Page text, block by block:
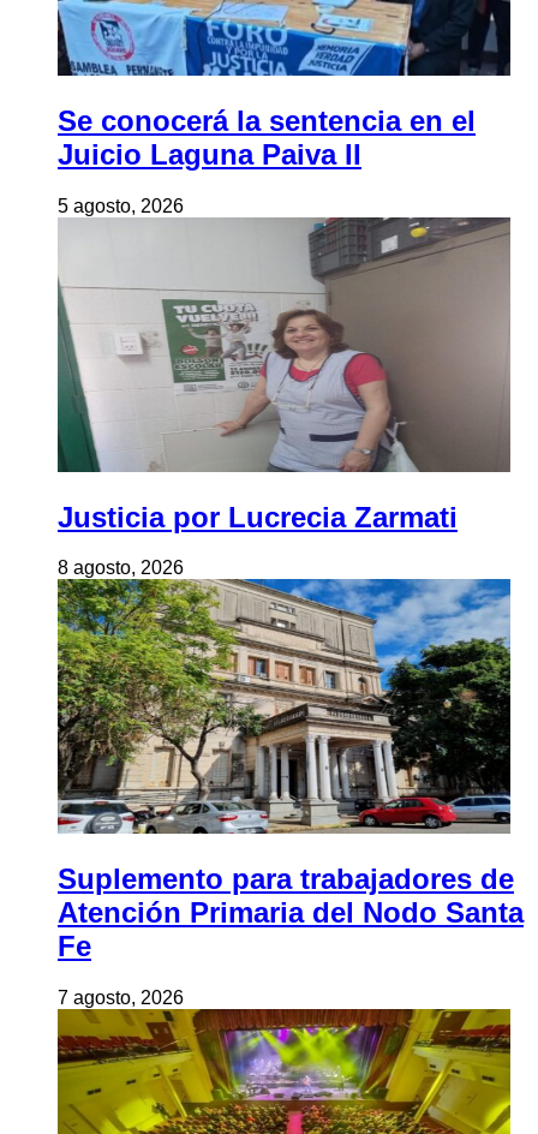
Se conocerá la sentencia en el
Juicio Laguna Paiva II
5 agosto, 2026
Justicia por Lucrecia Zarmati
8 agosto, 2026
Suplemento para trabajadores de
Atención Primaria del Nodo Santa
Fe
7 agosto, 2026